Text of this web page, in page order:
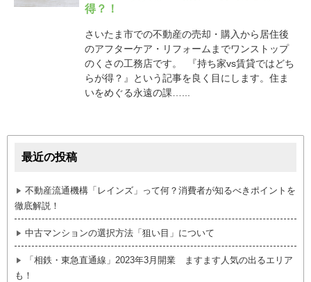
得？！
さいたま市での不動産の売却・購入から居住後
のアフターケア・リフォームまでワンストップ
のくさの工務店です。 『持ち家vs賃貸ではどち
らが得？』という記事を良く目にします。住ま
いをめぐる永遠の課…...
最近の投稿
不動産流通機構「レインズ」って何？消費者が知るべきポイントを
徹底解説！
中古マンションの選択方法「狙い目」について
「相鉄・東急直通線」2023年3月開業 ますます人気の出るエリア
も！